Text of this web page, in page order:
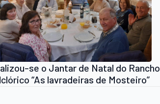
se o Jantar de Natal do Rancho
“As lavradeiras de Mosteiro”